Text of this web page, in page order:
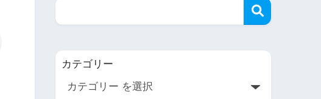
カテゴリー